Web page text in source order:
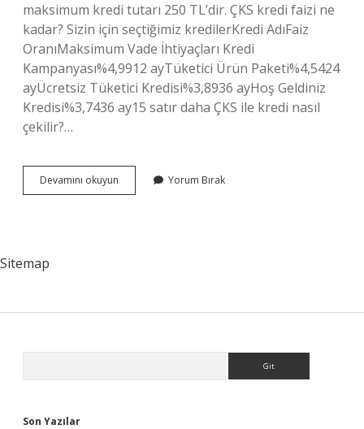
maksimum kredi tutarı 250 TL’dir. ÇKS kredi faizi ne
kadar? Sizin için seçtiğimiz kredilerKredi AdıFaiz
OranıMaksimum Vade İhtiyaçları Kredi
Kampanyası%4,9912 ayTüketici Ürün Paketi%4,5424
ayÜcretsiz Tüketici Kredisi%3,8936 ayHoş Geldiniz
Kredisi%3,7436 ay15 satır daha ÇKS ile kredi nasıl
çekilir?…
Devamını okuyun
Nedir
Yorum Bırak
Sitemap
Son Yazılar